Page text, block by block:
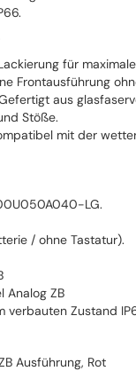
für
Frontausführung
aus
Stöße.
mit der
LG.
/ ohne Tastatur).
Analog ZB
verbauten Zustand
Ausführung, Rot